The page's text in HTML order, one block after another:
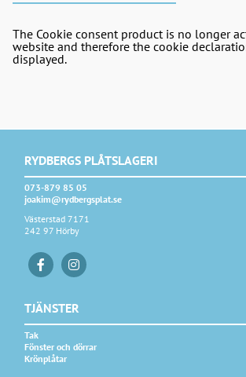
The Cookie consent product is no longer
website and therefore the cookie
displayed.
RYDBERGS PLÅTSLAGERI
073-879 85 05
joakim@rydbergsplat.se
Västerstad 7171
242 97 Hörby
TJÄNSTER
Tak
Fönster och dörrar
Krönplåtar